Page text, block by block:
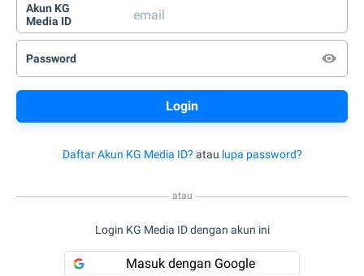
Akun KG
Media ID
Password
Daftar Akun KG Media ID? atau lupa password?
atau
Login KG Media ID dengan akun ini
Masuk dengan Google